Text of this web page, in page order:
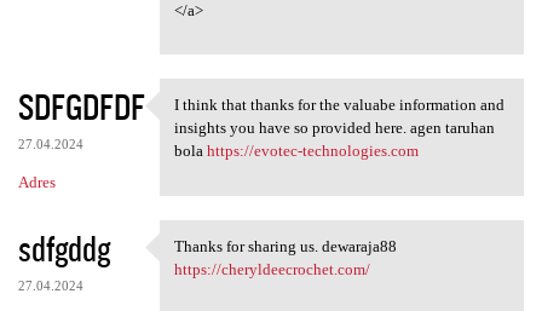
</a>
SDFGDFDF
27.04.2024
Adres
I think that thanks for the
I think that thanks for the valuabe information and
insights you have so provided here. agen taruhan
bola https://evotec-technologies.com
sdfgddg
27.04.2024
Thanks for sharing us.
Thanks for sharing us. dewaraja88
https://cheryldeecrochet.com/